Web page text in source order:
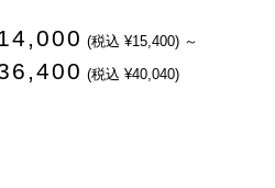
(税込 ¥15,400) ～
(税込 ¥40,040)